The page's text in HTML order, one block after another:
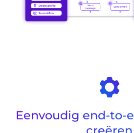
Eenvoudig end-to-